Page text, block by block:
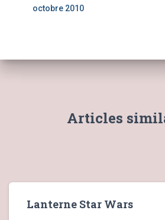
octobre 2010
Articles
Lanterne Star Wars